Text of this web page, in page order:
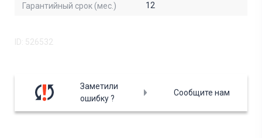
Гарантийный срок (мес.) 12
ID: 526532
Заметили
ошибку ?
Сообщите нам